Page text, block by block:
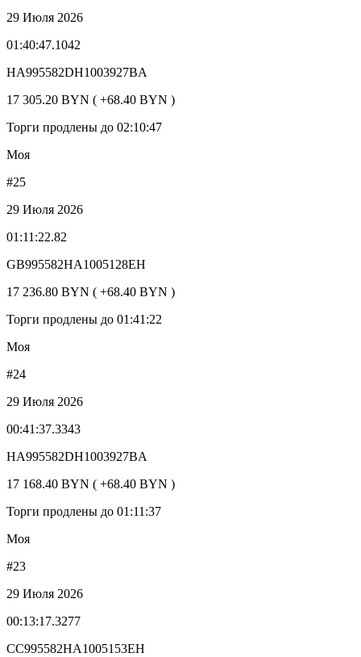
29 Июля 2026
01:40:47.1042
HA995582DH1003927BA
17 305.20 BYN ( +68.40 BYN )
Торги продлены до 02:10:47
Моя
#25
29 Июля 2026
01:11:22.82
GB995582HA1005128EH
17 236.80 BYN ( +68.40 BYN )
Торги продлены до 01:41:22
Моя
#24
29 Июля 2026
00:41:37.3343
HA995582DH1003927BA
17 168.40 BYN ( +68.40 BYN )
Торги продлены до 01:11:37
Моя
#23
29 Июля 2026
00:13:17.3277
CC995582HA1005153EH